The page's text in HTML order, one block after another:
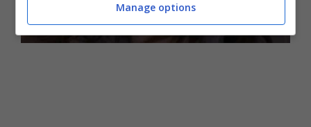
Manage options